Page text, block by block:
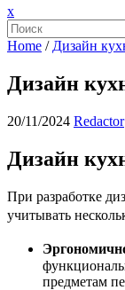
xЗакрыть
меню
Home / Дизайн
Дизайн
20/11/2024 Redactor
Дизайн
При разработке
учитывать
предметам